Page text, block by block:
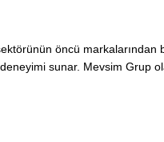
öncü
sunar. Mevsim Grup